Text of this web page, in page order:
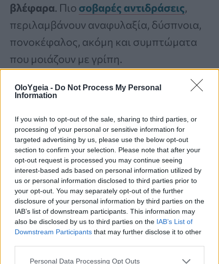
OloYgeia - Do Not Process My Personal
Information
If you wish to opt-out of the sale, sharing to third parties, or
processing of your personal or sensitive information for
targeted advertising by us, please use the below opt-out
section to confirm your selection. Please note that after your
opt-out request is processed you may continue seeing
interest-based ads based on personal information utilized by
us or personal information disclosed to third parties prior to
your opt-out. You may separately opt-out of the further
disclosure of your personal information by third parties on the
IAB’s list of downstream participants. This information may
also be disclosed by us to third parties on the IAB’s List of
Downstream Participants that may further disclose it to other
Personal Data Processing Opt Outs
βλέφαρα. Πιο σοβαρές αντιδράσεις,
περιλαμβάνουν αναφυλαξία, δύσπνοια,
πονοκέφαλος, ακόμη και συμπτώματα
που μοιάζουν με γρίπη.
Διαβάστε Περισσότερα
Tamzin Outhwaite: «Δεν ήθελα
λίφτινγκ ούτε ενέσεις» – Ποια
αισθητική θεραπεία επέλεξε για
σφριγηλό και νεανικό δέρμα
Πώς να εξαφανίσω τους μαύρους
κύκλους και τις σακούλες κάτω από τα
μάτια; Το Cleveland Clinic απαντά
Κρίσιμες παρεμβάσεις για την